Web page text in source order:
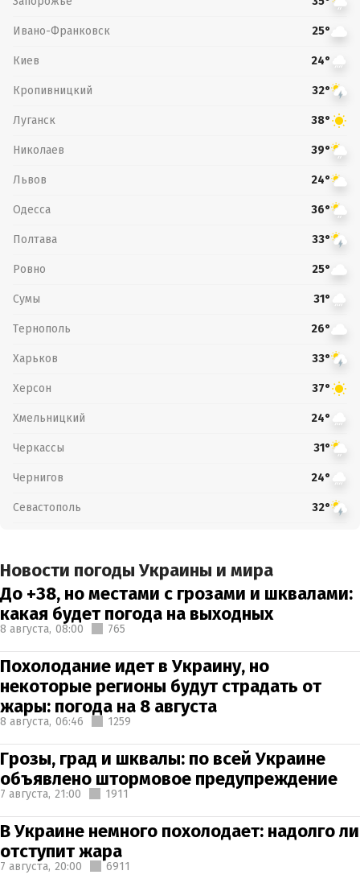
Ивано-Франковск 25°
Киев 24°
Кропивницкий 32°
Луганск 38°
Николаев 39°
Львов 24°
Одесса 36°
Полтава 33°
Ровно 25°
Сумы 31°
Тернополь 26°
Харьков 33°
Херсон 37°
Хмельницкий 24°
Черкассы 31°
Чернигов 24°
Севастополь 32°
Новости погоды Украины и мира
До +38, но местами с грозами и шквалами:
какая будет погода на выходных
8 августа, 08:00 765
Похолодание идет в Украину, но
некоторые регионы будут страдать от
жары: погода на 8 августа
8 августа, 06:46 1259
Грозы, град и шквалы: по всей Украине
объявлено штормовое предупреждение
7 августа, 21:00 1911
В Украине немного похолодает: надолго ли
отступит жара
7 августа, 20:00 6911